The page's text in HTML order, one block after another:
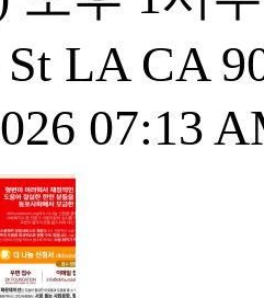
St LA CA
07:13